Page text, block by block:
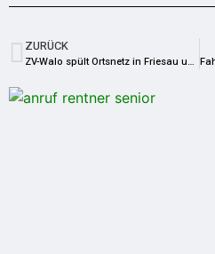
ZURÜCK
ZV-Walo spült Ortsnetz in Friesau und Neundorf